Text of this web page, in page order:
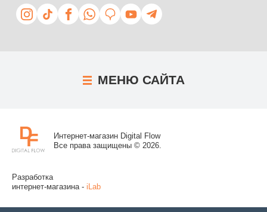
МЕНЮ САЙТА
Интернет-магазин Digital Flow
Все права защищены © 2026.
Разработка
интернет-магазина - iLab